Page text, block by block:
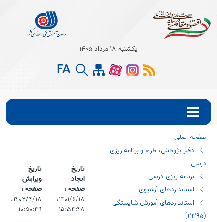
Open
یکشنبه 18 مرداد 1405
FA
صفحه اصلی
دفتر پژوهش، طرح و برنامه ریزی
درسی
برنامه ریزی درسی
استانداردهای آرشیوی
استانداردهای آموزش شایستگی
(٢٣٩٥)
تاریخ
ایجاد
صفحه :
۱۴۰۱/۶/۱۸،‏
۱۵:۵۴:۴۸
تاریخ
ویرایش
صفحه :
۱۴۰۲/۴/۱۸،‏
۱۰:۵۰:۴۹